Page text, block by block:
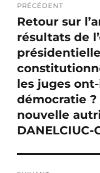
de
l’article
PRÉCÉDENT
Publication
précédente :
Retour sur
résultats de
les juges
démocratie ?
nouvelle
DANELCIUC-